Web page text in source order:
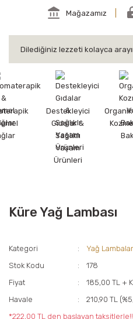
Mağazamız
Destekleyici
Gıdalar &
Sağlıklı
Yaşam
Ürünleri
Küre Yağ Lambası
Kategori Yağ
Stok Kodu
178
Fiyat
185,00 TL +
Havale
210,90 TL
*222,00 TL den başlayan taksitlerle!!